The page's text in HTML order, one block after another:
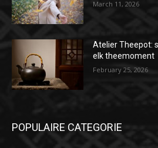
March 11, 2026
Atelier Theepot:
elk theemoment
February 25, 2026
POPULAIRE CATEGORIE